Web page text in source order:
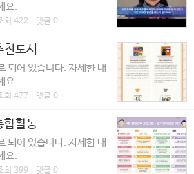
요.
회 422 | 댓글 0
도서
되어 있습니다. 자세한 내
요.
회 477 | 댓글 0
활동
되어 있습니다. 자세한 내
요.
회 399 | 댓글 0